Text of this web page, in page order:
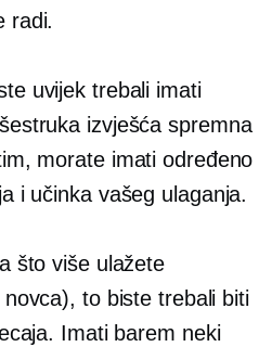
radi.
uvijek trebali imati
izvješća spremna
morate imati određeno
i učinka vašeg ulaganja.
što više ulažete
to biste trebali biti
Imati barem neki